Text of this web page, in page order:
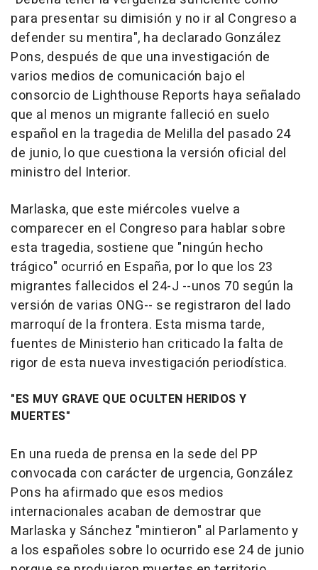
para presentar su dimisión y no ir al Congreso a
defender su mentira", ha declarado González
Pons, después de que una investigación de
varios medios de comunicación bajo el
consorcio de Lighthouse Reports haya señalado
que al menos un migrante falleció en suelo
español en la tragedia de Melilla del pasado 24
de junio, lo que cuestiona la versión oficial del
ministro del Interior.
Marlaska, que este miércoles vuelve a
comparecer en el Congreso para hablar sobre
esta tragedia, sostiene que "ningún hecho
trágico" ocurrió en España, por lo que los 23
migrantes fallecidos el 24-J --unos 70 según la
versión de varias ONG-- se registraron del lado
marroquí de la frontera. Esta misma tarde,
fuentes de Ministerio han criticado la falta de
rigor de esta nueva investigación periodística.
"ES MUY GRAVE QUE OCULTEN HERIDOS Y
MUERTES"
En una rueda de prensa en la sede del PP
convocada con carácter de urgencia, González
Pons ha afirmado que esos medios
internacionales acaban de demostrar que
Marlaska y Sánchez "mintieron" al Parlamento y
a los españoles sobre lo ocurrido ese 24 de junio